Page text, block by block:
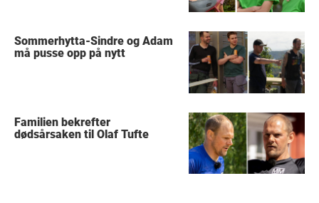
Sommerhytta-Sindre og Adam
må pusse opp på nytt
Familien bekrefter
dødsårsaken til Olaf Tufte